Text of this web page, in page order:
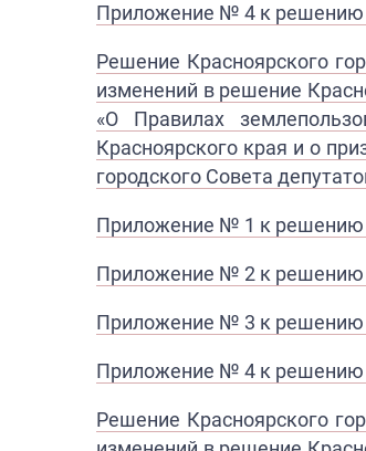
Приложение № 4 к решению
Решение Красноярского
изменений в решение
«О Правилах
Красноярского края и о
городского Совета
Приложение № 1 к решению
Приложение № 2 к решению
Приложение № 3 к решению
Приложение № 4 к решению
Решение Красноярского